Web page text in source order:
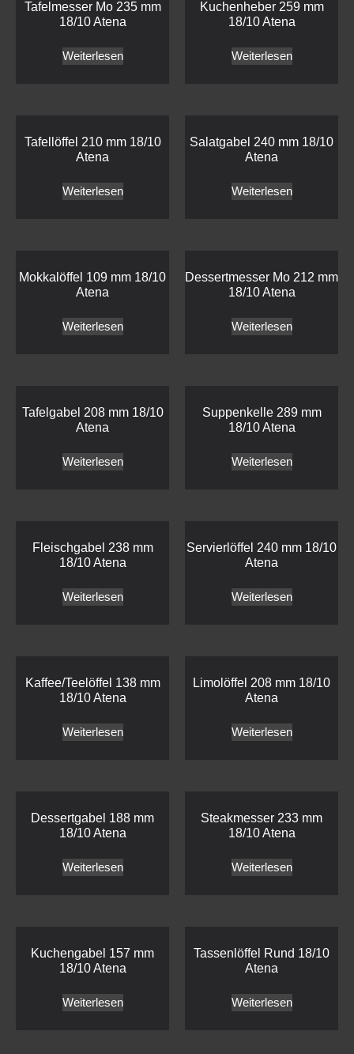
Tafelmesser Mo 235 mm
18/10 Atena
Weiterlesen
Kuchenheber 259 mm
18/10 Atena
Weiterlesen
Tafellöffel 210 mm 18/10
Atena
Weiterlesen
Salatgabel 240 mm 18/10
Atena
Weiterlesen
Mokkalöffel 109 mm 18/10
Atena
Weiterlesen
Dessertmesser Mo 212 mm
18/10 Atena
Weiterlesen
Tafelgabel 208 mm 18/10
Atena
Weiterlesen
Suppenkelle 289 mm
18/10 Atena
Weiterlesen
Fleischgabel 238 mm
18/10 Atena
Weiterlesen
Servierlöffel 240 mm 18/10
Atena
Weiterlesen
Kaffee/Teelöffel 138 mm
18/10 Atena
Weiterlesen
Limolöffel 208 mm 18/10
Atena
Weiterlesen
Dessertgabel 188 mm
18/10 Atena
Weiterlesen
Steakmesser 233 mm
18/10 Atena
Weiterlesen
Kuchengabel 157 mm
18/10 Atena
Weiterlesen
Tassenlöffel Rund 18/10
Atena
Weiterlesen